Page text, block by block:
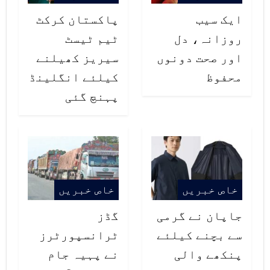
ایک سیب
روزانہ، دل
اور صحت دونوں
محفوظ
پاکستان کرکٹ
ٹیم ٹیسٹ
سیریز کھیلنے
کیلئے انگلینڈ
پہنچ گئی
خاص خبریں
جاپان نے گرمی
سے بچنے کیلئے
پنکھے والی
خاص خبریں
گڈز
ٹرانسپورٹرز
نے پہیہ جام